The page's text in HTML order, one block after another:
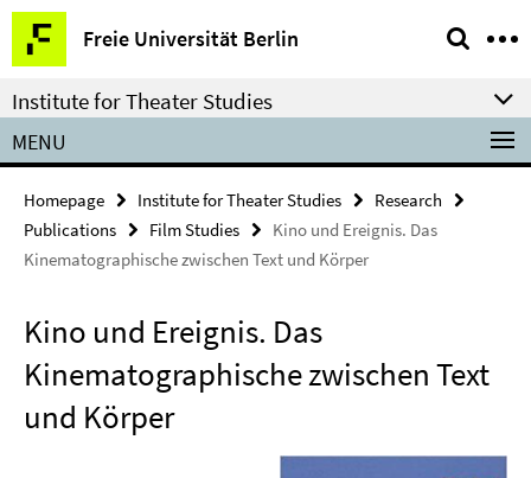
Springe
direkt
zu
Inhalt
Freie Universität Berlin
Service
Navigation
Institute for Theater Studies
MENU
Homepage Institute for Theater Studies
Research
Publications
Film Studies
Kino und Ereignis. Das
Kinematographische zwischen Text und Körper
Kino und Ereignis. Das
Kinematographische zwischen Text
und Körper